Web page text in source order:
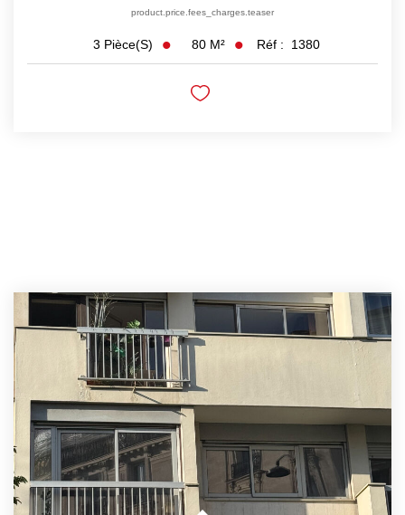
product.price.fees_charges.teaser
3 Pièce(s) 80 M² Réf : 1380